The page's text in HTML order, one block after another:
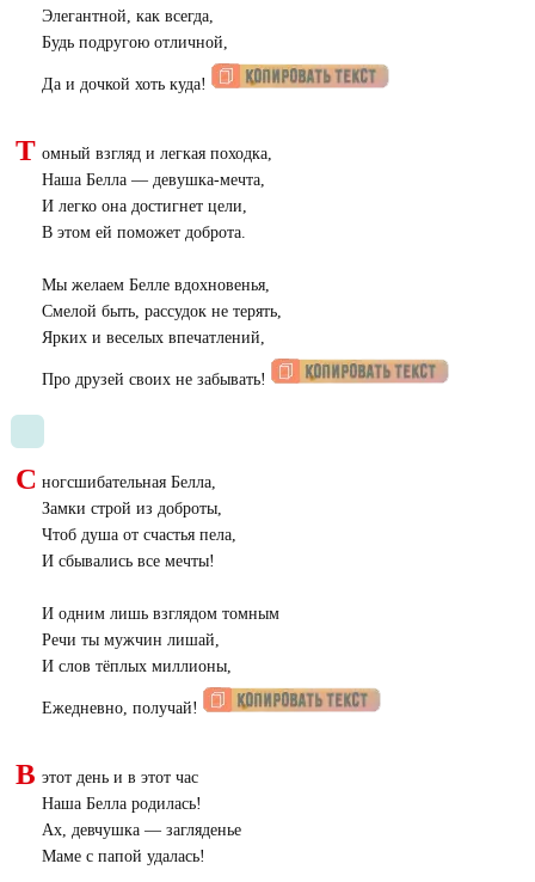
Элегантной, как всегда,
Будь подругою отличной,
Да и дочкой хоть куда!
Т омный взгляд и легкая походка,
Наша Белла — девушка-мечта,
И легко она достигнет цели,
В этом ей поможет доброта.
Мы желаем Белле вдохновенья,
Смелой быть, рассудок не терять,
Ярких и веселых впечатлений,
Про друзей своих не забывать!
С ногсшибательная Белла,
Замки строй из доброты,
Чтоб душа от счастья пела,
И сбывались все мечты!
И одним лишь взглядом томным
Речи ты мужчин лишай,
И слов тёплых миллионы,
Ежедневно, получай!
В этот день и в этот час
Наша Белла родилась!
Ах, девчушка — загляденье
Маме с папой удалась!